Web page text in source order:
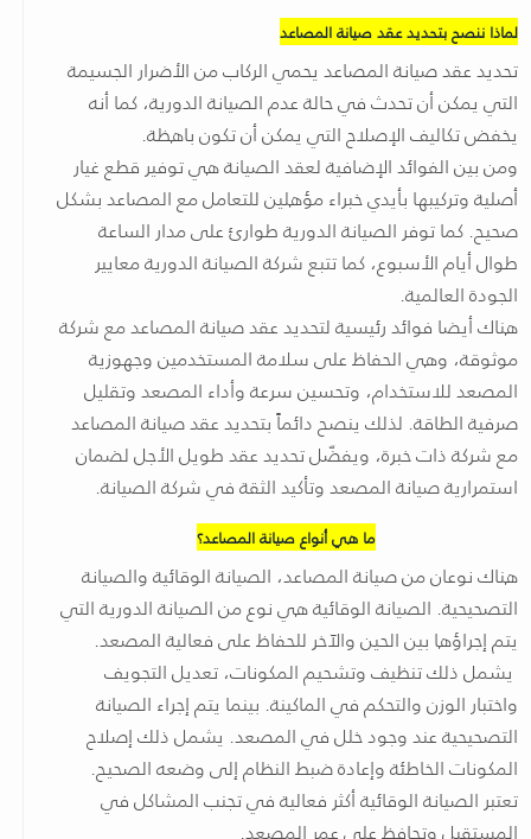
لماذا ننصح بتحديد عقد صيانة المصاعد
تحديد عقد صيانة المصاعد يحمي الركاب من الأضرار الجسيمة
التي يمكن أن تحدث في حالة عدم الصيانة الدورية، كما أنه
يخفض تكاليف الإصلاح التي يمكن أن تكون باهظة.
ومن بين الفوائد الإضافية لعقد الصيانة هي توفير قطع غيار
أصلية وتركيبها بأيدي خبراء مؤهلين للتعامل مع المصاعد بشكل
صحيح. كما توفر الصيانة الدورية طوارئ على مدار الساعة
طوال أيام الأسبوع، كما تتبع شركة الصيانة الدورية معايير
الجودة العالمية.
هناك أيضا فوائد رئيسية لتحديد عقد صيانة المصاعد مع شركة
موثوقة، وهي الحفاظ على سلامة المستخدمين وجهوزية
المصعد للاستخدام، وتحسين سرعة وأداء المصعد وتقليل
صرفية الطاقة. لذلك ينصح دائماً بتحديد عقد صيانة المصاعد
مع شركة ذات خبرة، ويفضّل تحديد عقد طويل الأجل لضمان
استمرارية صيانة المصعد وتأكيد الثقة في شركة الصيانة.
ما هي أنواع صيانة المصاعد؟
هناك نوعان من صيانة المصاعد، الصيانة الوقائية والصيانة
التصحيحية. الصيانة الوقائية هي نوع من الصيانة الدورية التي
يتم إجراؤها بين الحين والآخر للحفاظ على فعالية المصعد.
يشمل ذلك تنظيف وتشحيم المكونات، تعديل التجويف
واختبار الوزن والتحكم في الماكينة. بينما يتم إجراء الصيانة
التصحيحية عند وجود خلل في المصعد. يشمل ذلك إصلاح
المكونات الخاطئة وإعادة ضبط النظام إلى وضعه الصحيح.
تعتبر الصيانة الوقائية أكثر فعالية في تجنب المشاكل في
المستقبل وتحافظ على عمر المصعد.